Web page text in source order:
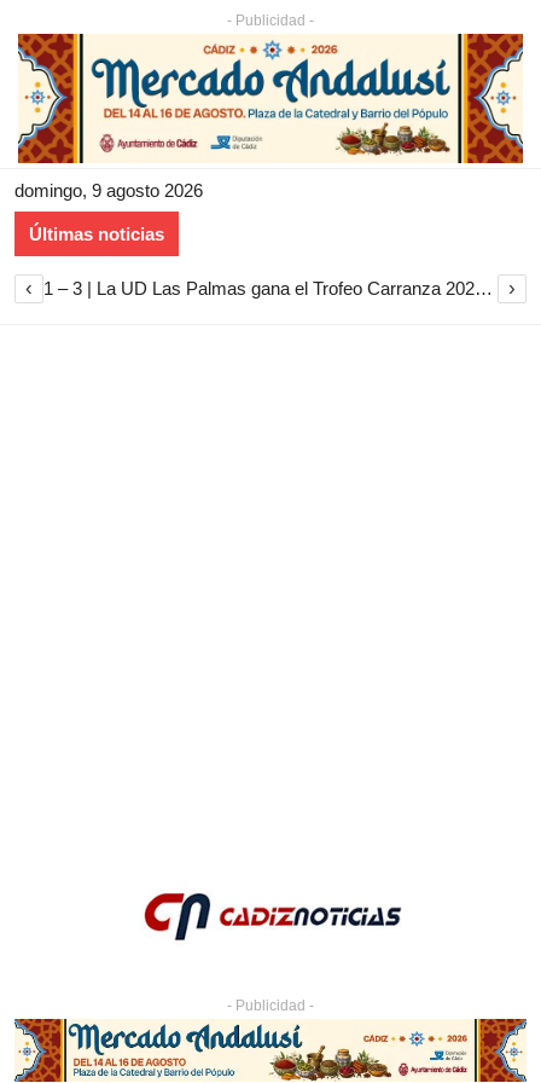
- Publicidad -
domingo, 9 agosto 2026
Últimas noticias
‹ 1 – 3 | La UD Las Palmas gana el Trofeo Carranza 2026 tras imponerse al Cádiz CF ›
- Publicidad -